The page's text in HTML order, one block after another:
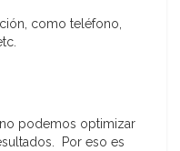
como teléfono,
podemos optimizar
Por eso es